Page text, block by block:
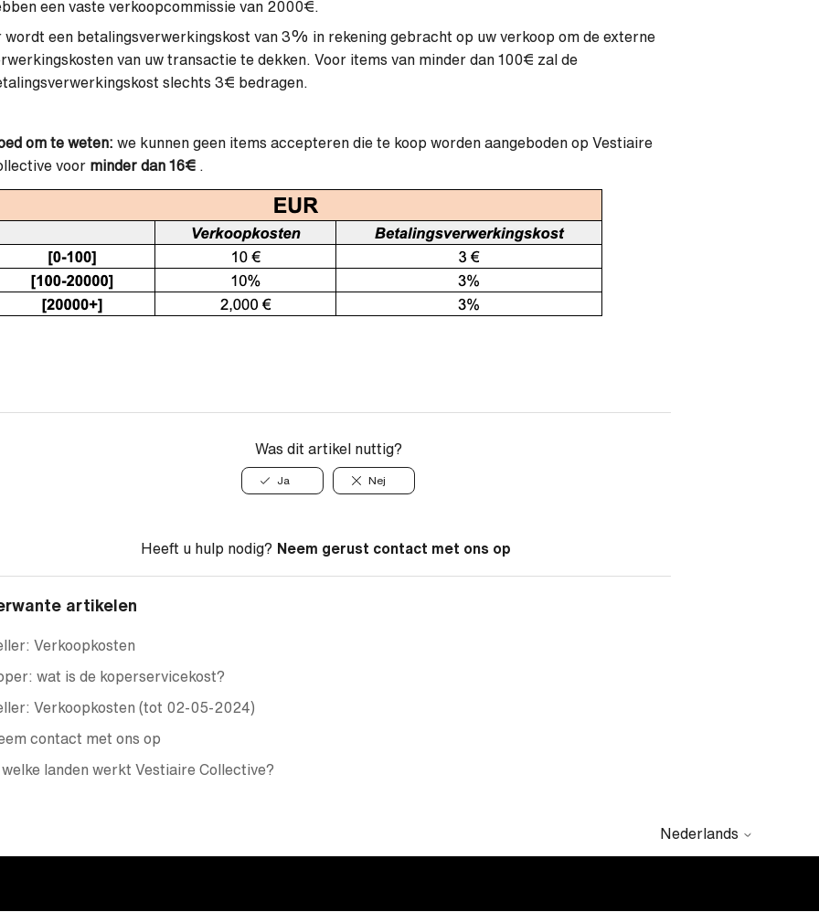
een vaste verkoopcommissie van 2000€.
wordt een betalingsverwerkingskost van 3% in rekening gebracht op uw verkoop om de externe
van uw transactie te dekken. Voor items van minder dan 100€ zal de
slechts 3€ bedragen.
om te weten: we kunnen geen items accepteren die te koop worden aangeboden op Vestiaire
voor minder dan 16€
Was dit artikel nuttig?
Ja Nej
Heeft u hulp nodig? Neem gerust contact met ons op
artikelen
Verkoopkosten
wat is de koperservicekost?
Verkoopkosten (tot 02-05-2024)
contact met ons op
landen werkt Vestiaire Collective?
Nederlands